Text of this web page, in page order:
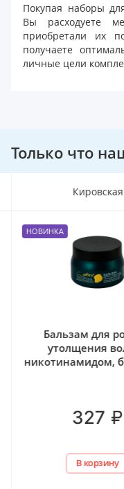
Покупая наборы
Вы расходуете
приобретали их
получаете
личные цели
Только что
Кировская
НОВИНКА
Бальзам для
утолщения
никотинамидом,
327 ₽
В корзину